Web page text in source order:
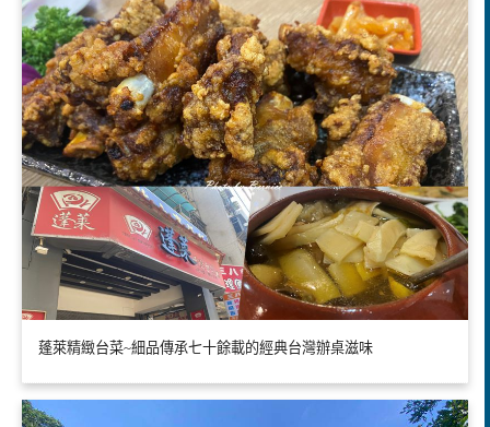
蓬萊精緻台菜~細品傳承七十餘載的經典台灣辦桌滋味